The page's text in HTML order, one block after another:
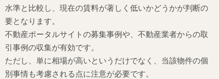
水準と比較し、現在の賃料が著しく低いかどうかが判断の
要となります。
不動産ポータルサイトの募集事例や、不動産業者からの取
引事例の収集が有効です。
ただし、単に相場が高いというだけでなく、当該物件の個
別事情も考慮される点に注意が必要です。